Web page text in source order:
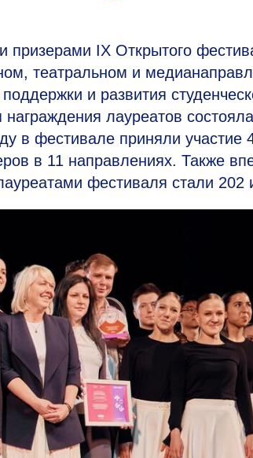
IX Открытого
театральном и
и развития
лауреатов
в фестивале приняли участие
в 11 направлениях. Также
фестиваля стали 202